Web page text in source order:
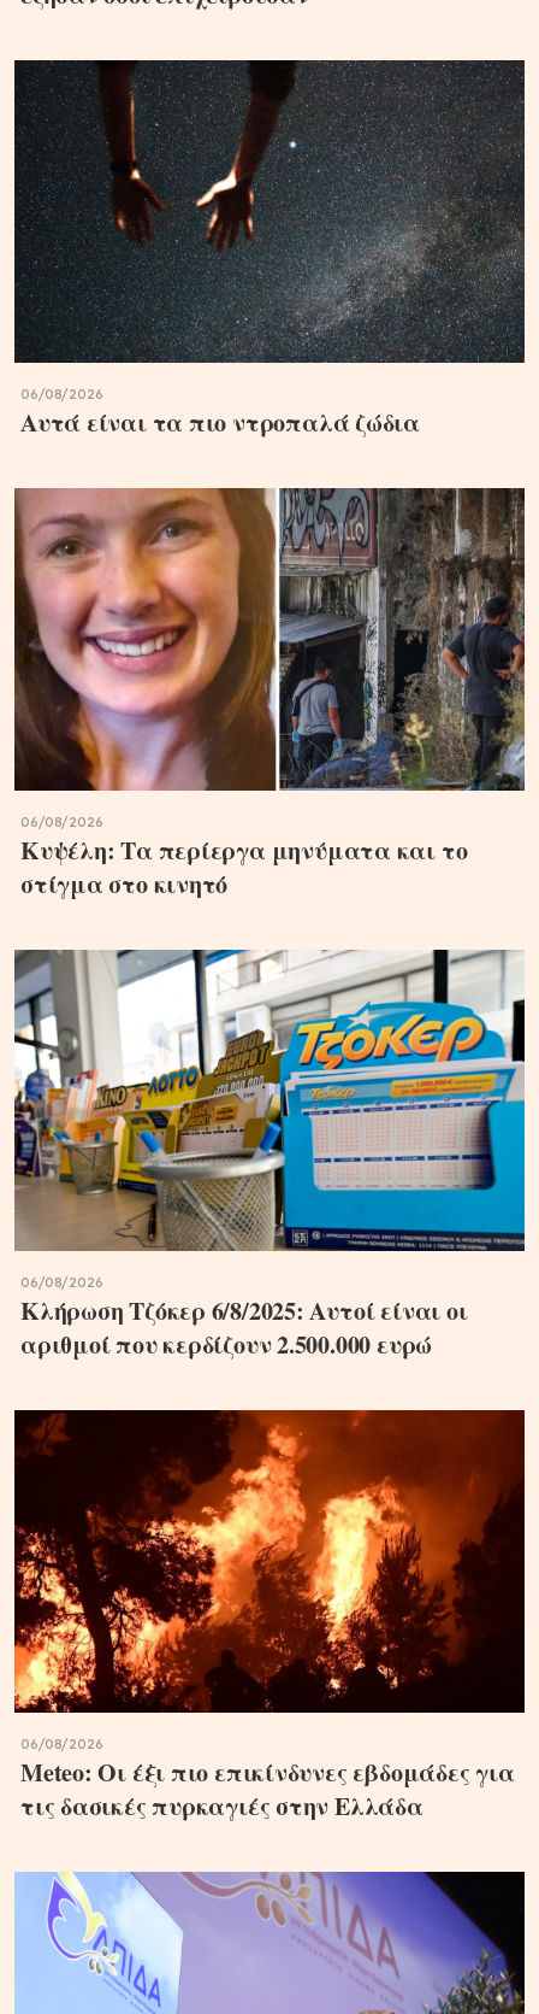
06/08/2026
Αυτά είναι τα πιο ντροπαλά ζώδια
06/08/2026
Κυψέλη: Τα περίεργα μηνύματα και το
στίγμα στο κινητό
06/08/2026
Κλήρωση Τζόκερ 6/8/2025: Αυτοί είναι οι
αριθμοί που κερδίζουν 2.500.000 ευρώ
06/08/2026
Meteo: Οι έξι πιο επικίνδυνες εβδομάδες για
τις δασικές πυρκαγιές στην Ελλάδα